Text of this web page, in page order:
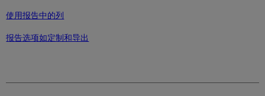
选
项
(Report
Filters)
使用报告中的列
报告选项如定制和导出